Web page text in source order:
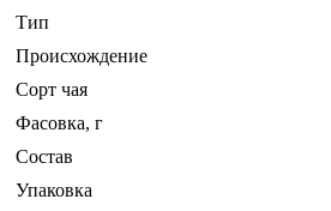
Тип
Происхождение
Сорт чая
Фасовка, г
Состав
Упаковка